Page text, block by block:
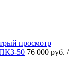
просмотр
50 76 000 руб. /